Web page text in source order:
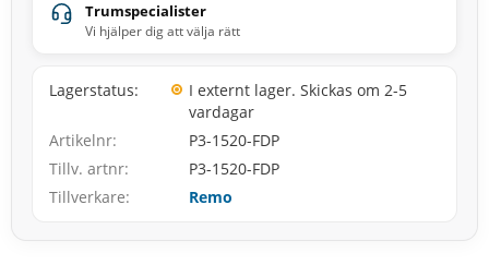
Trumspecialister
Vi hjälper dig att välja rätt
Lagerstatus
I externt lager. Skickas om 2-5
vardagar
Artikelnr
P3-1520-FDP
Tillv. artnr
P3-1520-FDP
Tillverkare
Remo